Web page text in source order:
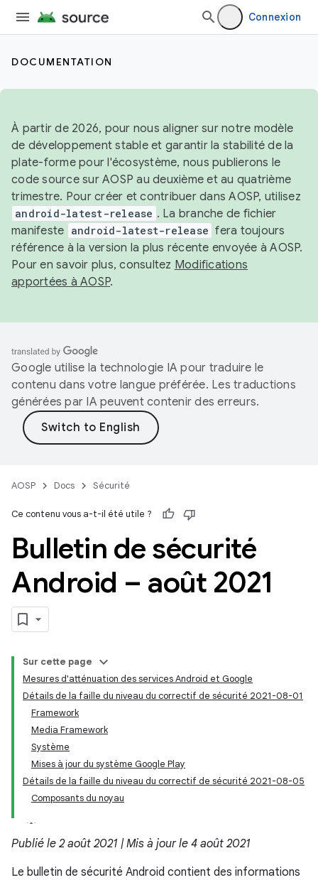
Connexion
DOCUMENTATION
À partir de 2026, pour nous aligner sur notre modèle
de développement stable et garantir la stabilité de la
plate-forme pour l'écosystème, nous publierons le
code source sur AOSP au deuxième et au quatrième
trimestre. Pour créer et contribuer dans AOSP, utilisez
android-latest-release . La branche de fichier
manifeste android-latest-release fera toujours
référence à la version la plus récente envoyée à AOSP.
Pour en savoir plus, consultez Modifications
apportées à AOSP.
Google utilise la technologie IA pour traduire le
contenu dans votre langue préférée. Les traductions
générées par IA peuvent contenir des erreurs.
AOSP Docs Sécurité
Ce contenu vous a-t-il été utile ?
Bulletin de sécurité
Android – août 2021
Sur cette page
Mesures d'atténuation des services Android et Google
Détails de la faille du niveau du correctif de sécurité 2021-08-01
Framework
Media Framework
Système
Mises à jour du système Google Play
Détails de la faille du niveau du correctif de sécurité 2021-08-05
Composants du noyau
Publié le 2 août 2021 | Mis à jour le 4 août 2021
Le bulletin de sécurité Android contient des informations